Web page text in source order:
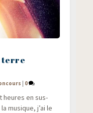
terre
| 0
heures en sus­
musique, j’ai le